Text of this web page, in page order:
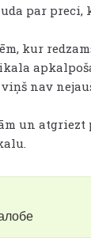
par preci,
kur
nav
un atgriezt